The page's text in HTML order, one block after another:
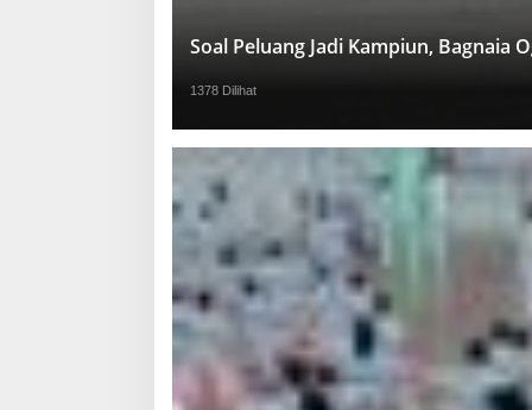
Soal Peluang Jadi Kampiun, Bagnaia
1378 Dilihat